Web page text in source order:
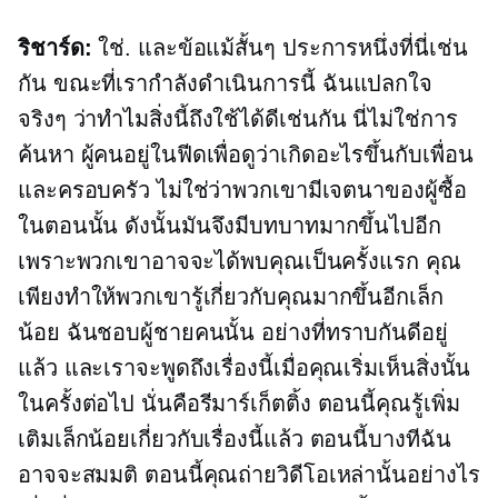
ริชาร์ด: ใช่. และข้อแม้สั้นๆ ประการหนึ่งที่นี่เช่น
กัน ขณะที่เรากำลังดำเนินการนี้ ฉันแปลกใจ
จริงๆ ว่าทำไมสิ่งนี้ถึงใช้ได้ดีเช่นกัน นี่ไม่ใช่การ
ค้นหา ผู้คนอยู่ในฟีดเพื่อดูว่าเกิดอะไรขึ้นกับเพื่อน
และครอบครัว ไม่ใช่ว่าพวกเขามีเจตนาของผู้ซื้อ
ในตอนนั้น ดังนั้นมันจึงมีบทบาทมากขึ้นไปอีก
เพราะพวกเขาอาจจะได้พบคุณเป็นครั้งแรก คุณ
เพียงทำให้พวกเขารู้เกี่ยวกับคุณมากขึ้นอีกเล็ก
น้อย ฉันชอบผู้ชายคนนั้น อย่างที่ทราบกันดีอยู่
แล้ว และเราจะพูดถึงเรื่องนี้เมื่อคุณเริ่มเห็นสิ่งนั้น
ในครั้งต่อไป นั่นคือรีมาร์เก็ตติ้ง ตอนนี้คุณรู้เพิ่ม
เติมเล็กน้อยเกี่ยวกับเรื่องนี้แล้ว ตอนนี้บางทีฉัน
อาจจะสมมติ ตอนนี้คุณถ่ายวิดีโอเหล่านั้นอย่างไร